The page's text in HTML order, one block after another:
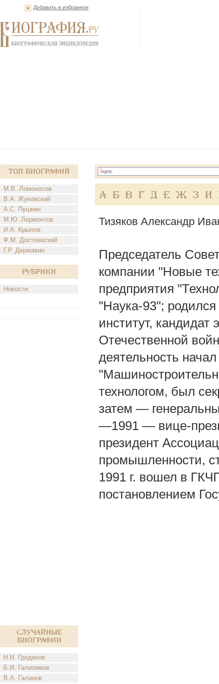
Добавить в избранное
Топ Биографий
М.В. Ломоносов
В.А. Жуковский
А.С. Пушкин
М.Ю. Лермонтов
И.А. Крылов
Ф.М. Достоевский
Г.Р. Державин
Рубрики
Новости
Случайные
биографии
Н.И. Гродеков
Б.И. Галезимов
В.А. Галанов
А Б В Г Д Е Ж З И
Тизяков Александр
Председатель
компании "Новые
предприятия
"Наука-93"; родился
институт, кандидат
Отечественной
деятельность
технологом, был
затем —
—1991 — вице-
президент
промышленности,
1991 г. вошел в
постановлением